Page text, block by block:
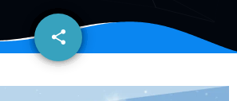
share
email